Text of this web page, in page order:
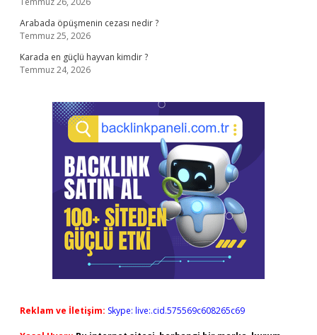
Arabada öpüşmenin cezası nedir ?
Temmuz 25, 2026
Karada en güçlü hayvan kimdir ?
Temmuz 24, 2026
Reklam ve İletişim: Skype: live:.cid.575569c608265c69